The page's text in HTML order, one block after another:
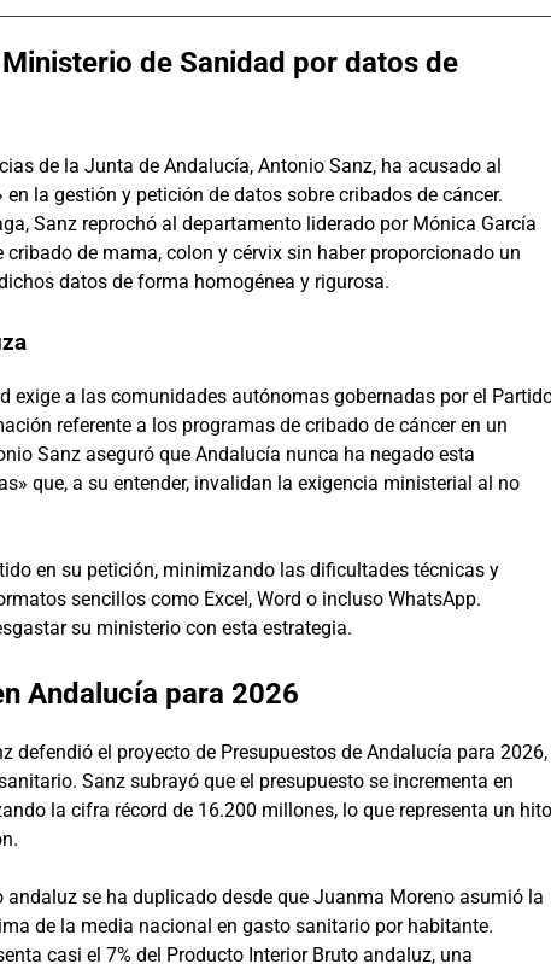
de Sanidad por datos de
de la Junta de Andalucía, Antonio Sanz, ha acusado al
la gestión y petición de datos sobre cribados de cáncer.
Sanz reprochó al departamento liderado por Mónica García
de mama, colon y cérvix sin haber proporcionado un
datos de forma homogénea y rigurosa.
exige a las comunidades autónomas gobernadas por el
referente a los programas de cribado de cáncer en un
Sanz aseguró que Andalucía nunca ha negado esta
que, a su entender, invalidan la exigencia ministerial al no
en su petición, minimizando las dificultades técnicas y
sencillos como Excel, Word o incluso WhatsApp.
su ministerio con esta estrategia.
Andalucía para 2026
defendió el proyecto de Presupuestos de Andalucía para 2026,
Sanz subrayó que el presupuesto se incrementa en
la cifra récord de 16.200 millones, lo que representa un hito
se ha duplicado desde que Juanma Moreno asumió la
de la media nacional en gasto sanitario por habitante.
casi el 7% del Producto Interior Bruto andaluz, una